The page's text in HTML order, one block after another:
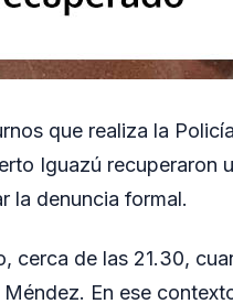
que realiza la
Iguazú recuperaron
la denuncia formal.
cerca de las 21.30,
En ese